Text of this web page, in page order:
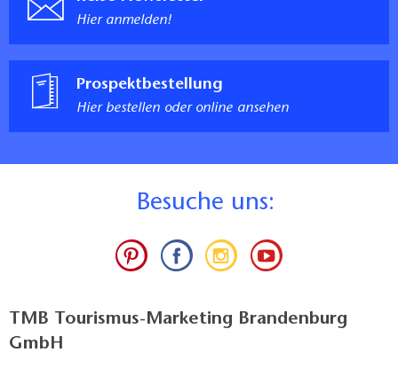
Hier anmelden!
Prospektbestellung
Hier bestellen oder online ansehen
Besuche uns:
TMB Tourismus-Marketing Brandenburg
GmbH